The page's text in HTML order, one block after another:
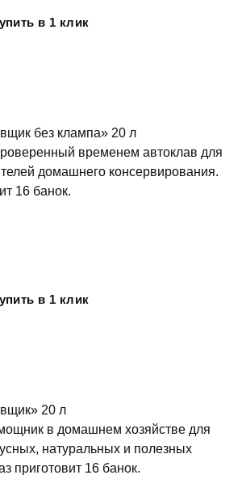
в 1 клик
без клампа» 20 л
временем автоклав для
домашнего консервирования.
16 банок.
в 1 клик
20 л
в домашнем хозяйстве для
натуральных и полезных
приготовит 16 банок.